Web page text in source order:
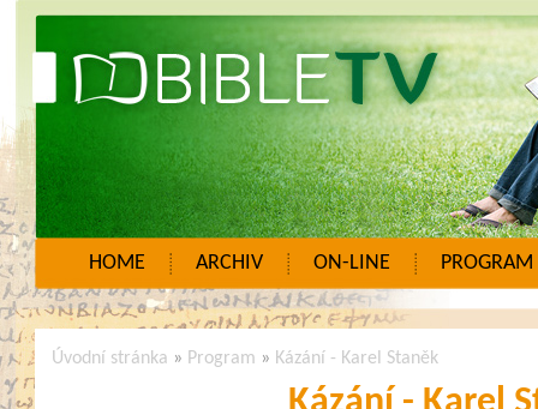
HOME ARCHIV ON-LINE PROGRAM
Úvodní stránka » Program » Kázání - Karel Staněk